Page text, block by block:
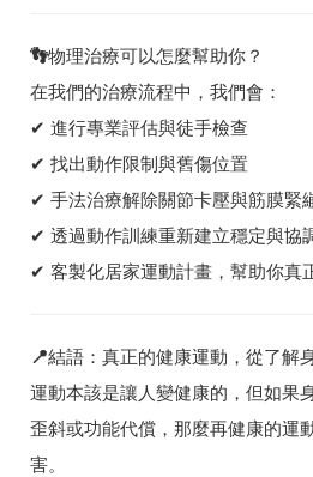
👣物理治療可以怎麼幫助你？
在我們的治療流程中，我們會：
✔ 進行專業評估與徒手檢查
✔ 找出動作限制與舊傷位置
✔ 手法治療解除關節卡壓與筋膜緊
✔ 透過動作訓練重新建立穩定與協
✔ 客製化居家運動計畫，幫助你真
📍結語：真正的健康運動，從了解
運動本該是讓人變健康的，但如果
歪斜或功能代償，那麼再健康的運
害。